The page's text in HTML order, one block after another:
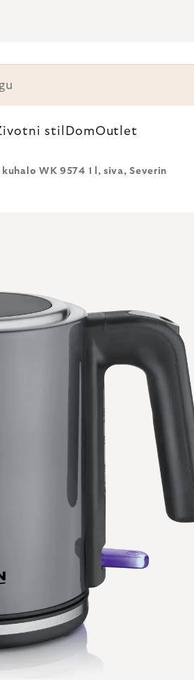
stil DomOutlet
WK 9574 1 l, siva, Severin